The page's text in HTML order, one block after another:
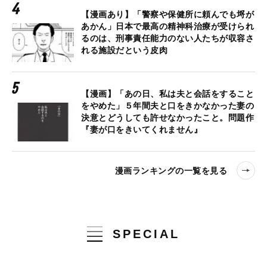
【漫画あり】「警察や保健所に頼んでも埒が
あかん」日本で最高の精神科治療が受けられ
るのは、刑事責任能力のない人たちが収容さ
れる施設だという皮肉
【漫画】「あの日、私は夫と会話をすること
をやめた」５年間夫と口をきかなかった妻の
決意とどうしても許せなかったこと。問題作
『妻が口をきいてくれません』
漫画ランキングの一覧を見る
SPECIAL